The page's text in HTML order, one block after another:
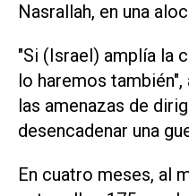
Nasrallah, en una
"Si (Israel) amplía la
lo haremos
las amenazas de
desencadenar una
En cuatro meses, al